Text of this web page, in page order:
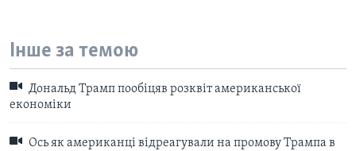
Інше за темою
Дональд Трамп пообіцяв розквіт американської
економіки
Ось як американці відреагували на промову Трампа в